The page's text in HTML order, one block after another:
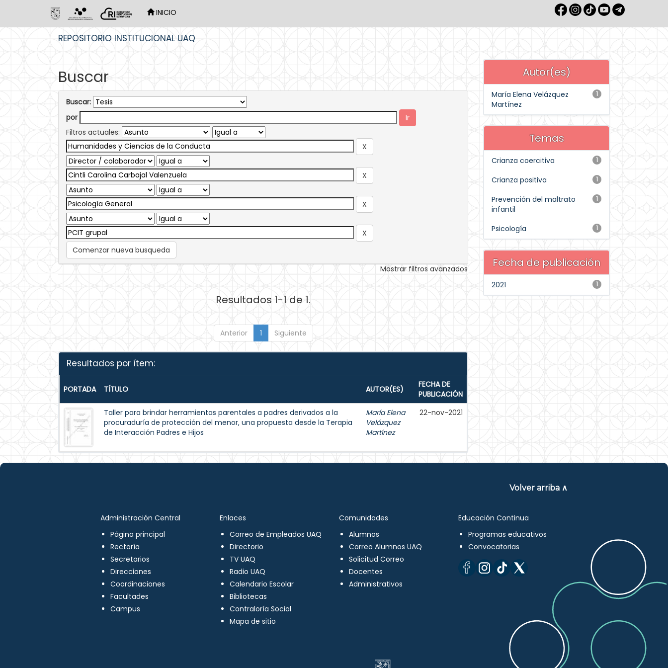
INICIO
REPOSITORIO INSTITUCIONAL UAQ
Buscar
Buscar:
por
Filtros actuales:
Comenzar nueva busqueda
Mostrar filtros avanzados
Resultados 1-1 de 1.
Anterior 1 Siguiente
Resultados por ítem:
PORTADA TÍTULO AUTOR(ES)
FECHA DE
PUBLICACIÓN
Taller para brindar herramientas parentales a padres derivados a la
procuraduría de protección del menor, una propuesta desde la Terapia
de Interacción Padres e Hijos
María Elena
Velázquez
Martínez
22-nov-2021
Autor(es)
1
María Elena Velázquez
Martínez
Temas
1
Crianza coercitiva
1
Crianza positiva
1
Prevención del maltrato
infantil
1
Psicología
Fecha de publicación
1
2021
Volver arriba ∧
Administración Central
Página principal
Rectoría
Secretarios
Direcciones
Coordinaciones
Facultades
Campus
Enlaces
Correo de Empleados UAQ
Directorio
TV UAQ
Radio UAQ
Calendario Escolar
Bibliotecas
Contraloría Social
Mapa de sitio
Comunidades
Alumnos
Correo Alumnos UAQ
Solicitud Correo
Docentes
Administrativos
Educación Continua
Programas educativos
Convocatorias